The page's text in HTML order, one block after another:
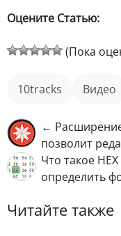
Оцените Статью:
(Пока
10tracks видео
←
позволит
Что такое
определить
Читайте также